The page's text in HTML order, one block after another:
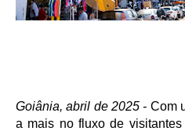
Goiânia, abril de 2025 - Com
a mais no fluxo de